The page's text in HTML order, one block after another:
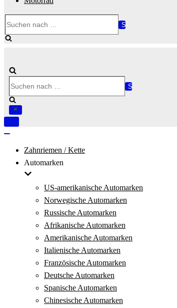
nach …
nach …
Navigation
Zahnriemen / Kette
Automarken
US-amerikanische Automarken
Norwegische Automarken
Russische Automarken
Afrikanische Automarken
Amerikanische Automarken
Italienische Automarken
Französische Automarken
Deutsche Automarken
Spanische Automarken
Chinesische Automarken